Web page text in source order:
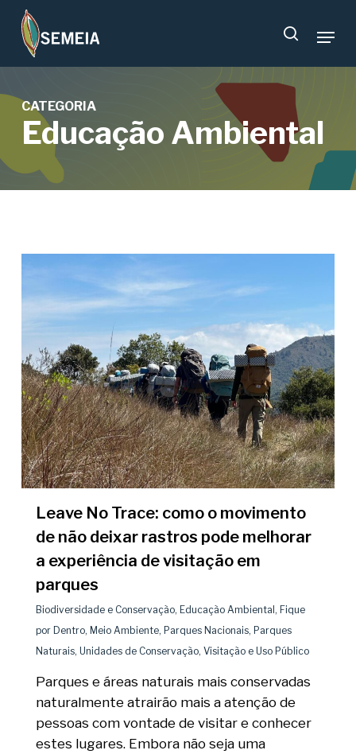
Skip
main
content
Menu
CATEGORIA
Educação Ambiental
Leave No Trace: como o movimento
de não deixar rastros pode melhorar
a experiência de visitação em
parques
Biodiversidade e Conservação, Educação Ambiental , Fique
por Dentro, Meio Ambiente, Parques Nacionais, Parques
Naturais, Unidades de Conservação, Visitação e Uso Público
Parques e áreas naturais mais conservadas
naturalmente atrairão mais a atenção de
pessoas com vontade de visitar e conhecer
estes lugares. Embora não seja uma